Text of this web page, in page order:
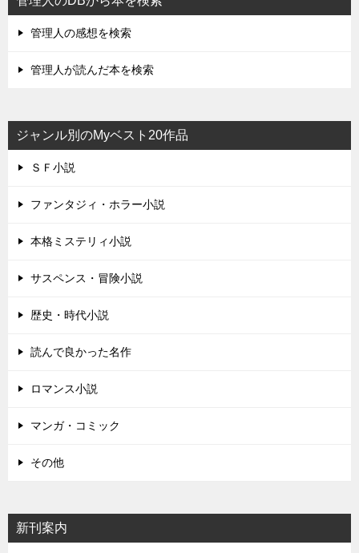
管理人の感想を検索
管理人が読んだ本を検索
ジャンル別のMyベスト20作品
ＳＦ小説
ファンタジィ・ホラー小説
本格ミステリィ小説
サスペンス・冒険小説
歴史・時代小説
読んで良かった名作
ロマンス小説
マンガ・コミック
その他
新刊案内